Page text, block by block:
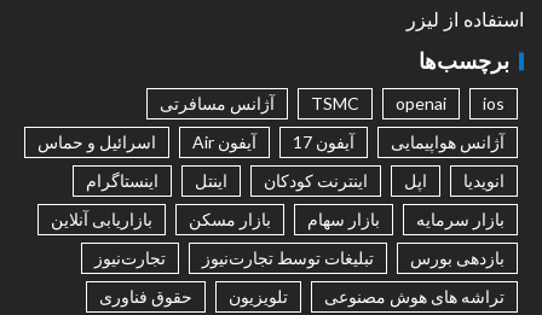
استفاده از لیزر
برچسب‌ها
ios
openai
TSMC
آژانس مسافرتی
آژانس هواپیمایی
آیفون 17 آیفون Air
اسرائیل و حماس
انویدیا
اپل اینترنت کودکان اینتل
اینستاگرام
بازار سرمایه
بازار سهام بازار مسکن
بازاریابی آنلاین
بازدهی بورس
تبلیغات توسط تجارت‌نیوز
تجارت‌نیوز
تراشه های هوش مصنوعی
تلویزیون
حقوق فناوری